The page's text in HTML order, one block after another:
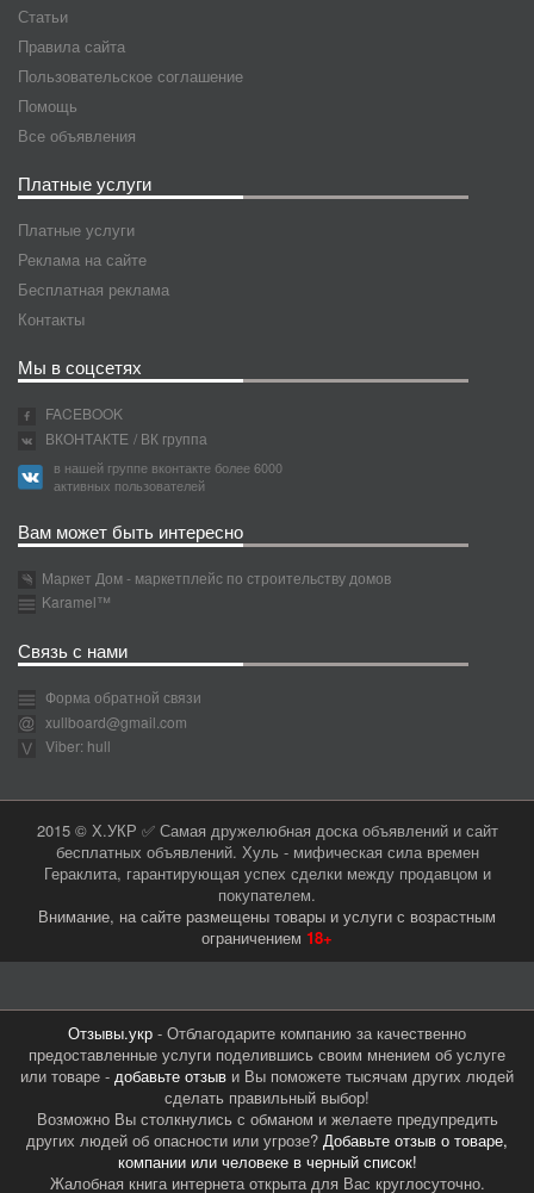
Статьи
Правила сайта
Пользовательское соглашение
Помощь
Все объявления
Платные услуги
Платные услуги
Реклама на сайте
Бесплатная реклама
Контакты
Мы в соцсетях
FACEBOOK
ВКОНТАКТЕ / ВК группа
в нашей группе вконтакте более 6000
активных пользователей
Вам может быть интересно
Маркет Дом - маркетплейс по строительству домов
Karamel™
Связь с нами
Форма обратной связи
xullboard@gmail.com
Viber: hull
2015 © Х.УКР ✅ Самая дружелюбная доска объявлений и сайт
бесплатных объявлений. Хуль - мифическая сила времен
Гераклита, гарантирующая успех сделки между продавцом и
покупателем.
Внимание, на сайте размещены товары и услуги с возрастным
ограничением 18+
Отзывы.укр - Отблагодарите компанию за качественно
предоставленные услуги поделившись своим мнением об услуге
или товаре - добавьте отзыв и Вы поможете тысячам других людей
сделать правильный выбор!
Возможно Вы столкнулись с обманом и желаете предупредить
других людей об опасности или угрозе? Добавьте отзыв о товаре,
компании или человеке в черный список!
Жалобная книга интернета открыта для Вас круглосуточно.